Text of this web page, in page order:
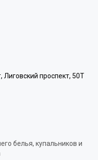
Лиговский проспект, 50Т
белья, купальников и